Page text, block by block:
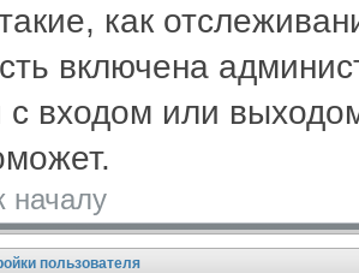
как
включена
с входом или
началу
пользователя